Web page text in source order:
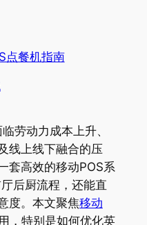
点餐机指南
劳动力成本上升、
线上线下融合的压
套高效的移动POS系
后厨流程，还能直
度。本文聚焦移动
，特别是如何优化英